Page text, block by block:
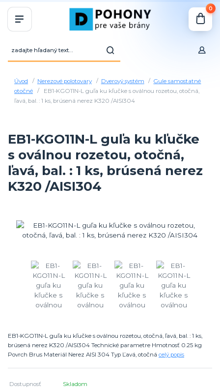
0
Úvod Nerezové polotovary Dverový systém
Gule samostatné
otočné
EB1-KGO11N-L guľa ku kľučke s oválnou rozetou, otočná,
ľavá, bal. : 1 ks, brúsená nerez K320 /AISI304
EB1-KGO11N-L guľa ku kľučke
s oválnou rozetou, otočná,
ľavá, bal. : 1 ks, brúsená nerez
K320 /AISI304
EB1-KGO11N-L guľa ku kľučke s oválnou rozetou, otočná, ľavá, bal. : 1 ks,
brúsená nerez K320 /AISI304 Technické parametre Hmotnosť 0.25 kg
Povrch Brus Materiál Nerez AISI 304 Typ Ľavá, otočná celý popis
Dostupnosť Skladom